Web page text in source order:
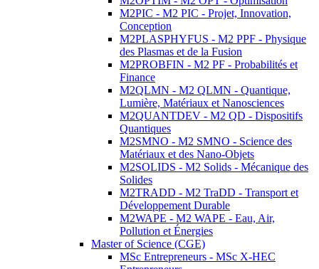
M2PIC - M2 PIC - Projet, Innovation,
Conception
M2PLASPHYFUS - M2 PPF - Physique
des Plasmas et de la Fusion
M2PROBFIN - M2 PF - Probabilités et
Finance
M2QLMN - M2 QLMN - Quantique,
Lumière, Matériaux et Nanosciences
M2QUANTDEV - M2 QD - Dispositifs
Quantiques
M2SMNO - M2 SMNO - Science des
Matériaux et des Nano-Objets
M2SOLIDS - M2 Solids - Mécanique des
Solides
M2TRADD - M2 TraDD - Transport et
Développement Durable
M2WAPE - M2 WAPE - Eau, Air,
Pollution et Énergies
Master of Science (CGE)
MSc Entrepreneurs - MSc X-HEC